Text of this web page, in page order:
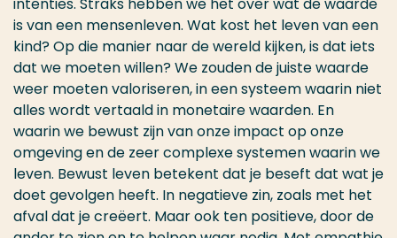
is van een mensenleven. Wat kost het leven van een
kind? Op die manier naar de wereld kijken, is dat iets
dat we moeten willen? We zouden de juiste waarde
weer moeten valoriseren, in een systeem waarin niet
alles wordt vertaald in monetaire waarden. En
waarin we bewust zijn van onze impact op onze
omgeving en de zeer complexe systemen waarin we
leven. Bewust leven betekent dat je beseft dat wat je
doet gevolgen heeft. In negatieve zin, zoals met het
afval dat je creëert. Maar ook ten positieve, door de